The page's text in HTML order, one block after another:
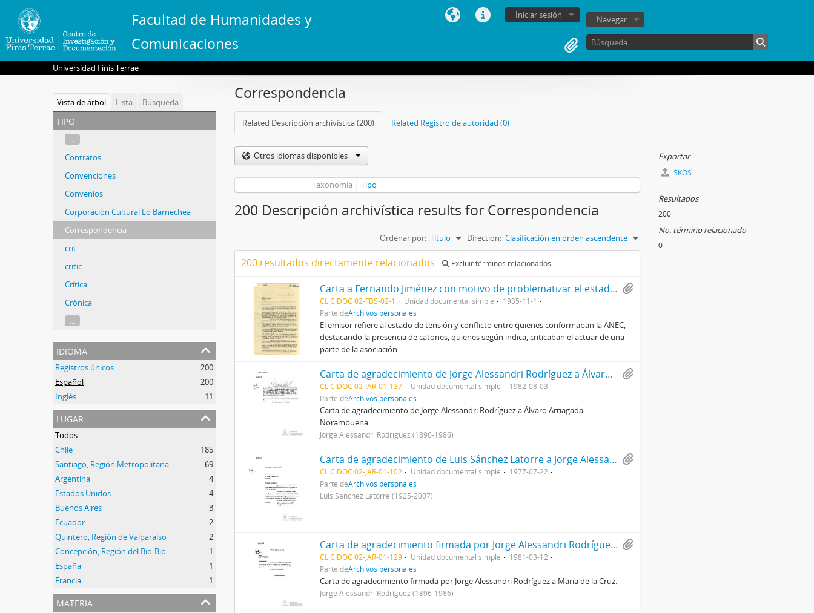
Facultad de Humanidades y
Comunicaciones
Iniciar sesión Navegar
Universidad Finis Terrae
Vista de árbol Lista Búsqueda
tipo
...
Contratos
Convenciones
Convenios
Corporación Cultural Lo Barnechea
Correspondencia
crit
critic
Crítica
Crónica
...
idioma
Registros únicos
200
Español
200
Inglés
11
lugar
Todos
Chile
185
Santiago, Región Metropolitana
69
Argentina
4
Estados Unidos
4
Buenos Aires
3
Ecuador
2
Quintero, Región de Valparaíso
2
Concepción, Región del Bio-Bio
1
España
1
Francia
1
materia
Correspondencia
Related Descripción archivística (200) Related Registro de autoridad (0)
Otros idiomas disponibles
Taxonomía Tipo
200 Descripción archivística results for Correspondencia
Ordenar por: Título Direction: Clasificación en orden ascendente
200 resultados directamente relacionados Excluir términos relacionados
Carta a Fernando Jiménez con motivo de problematizar el estado de la ANEC
CL CIDOC 02-FBS-02-1 Unidad documental simple
1935-11-1
Parte deArchivos personales
El emisor refiere al estado de tensión y conflicto entre quienes conformaban la ANEC,
destacando la presencia de catones, quienes según indica, criticaban el actuar de una
parte de la asociación.
Carta de agradecimiento de Jorge Alessandri Rodríguez a Álvaro Arriagada Norambuena
CL CIDOC 02-JAR-01-137 Unidad documental simple
1982-08-03
Parte deArchivos personales
Carta de agradecimiento de Jorge Alessandri Rodríguez a Álvaro Arriagada
Norambuena.
Jorge Alessandri Rodríguez (1896-1986)
Carta de agradecimiento de Luis Sánchez Latorre a Jorge Alessandri
CL CIDOC 02-JAR-01-102 Unidad documental simple
1977-07-22
Parte deArchivos personales
Luis Sánchez Latorre (1925-2007)
Carta de agradecimiento firmada por Jorge Alessandri Rodríguez a María de la Cruz
CL CIDOC 02-JAR-01-129 Unidad documental simple
1981-03-12
Parte deArchivos personales
Carta de agradecimiento firmada por Jorge Alessandri Rodríguez a María de la Cruz.
Jorge Alessandri Rodríguez (1896-1986)
Exportar
SKOS
Resultados
200
No. término relacionado
0